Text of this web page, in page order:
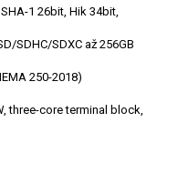
1 26bit, Hik 34bit,
SDHC/SDXC až 256GB
250-2018)
three-core terminal block,